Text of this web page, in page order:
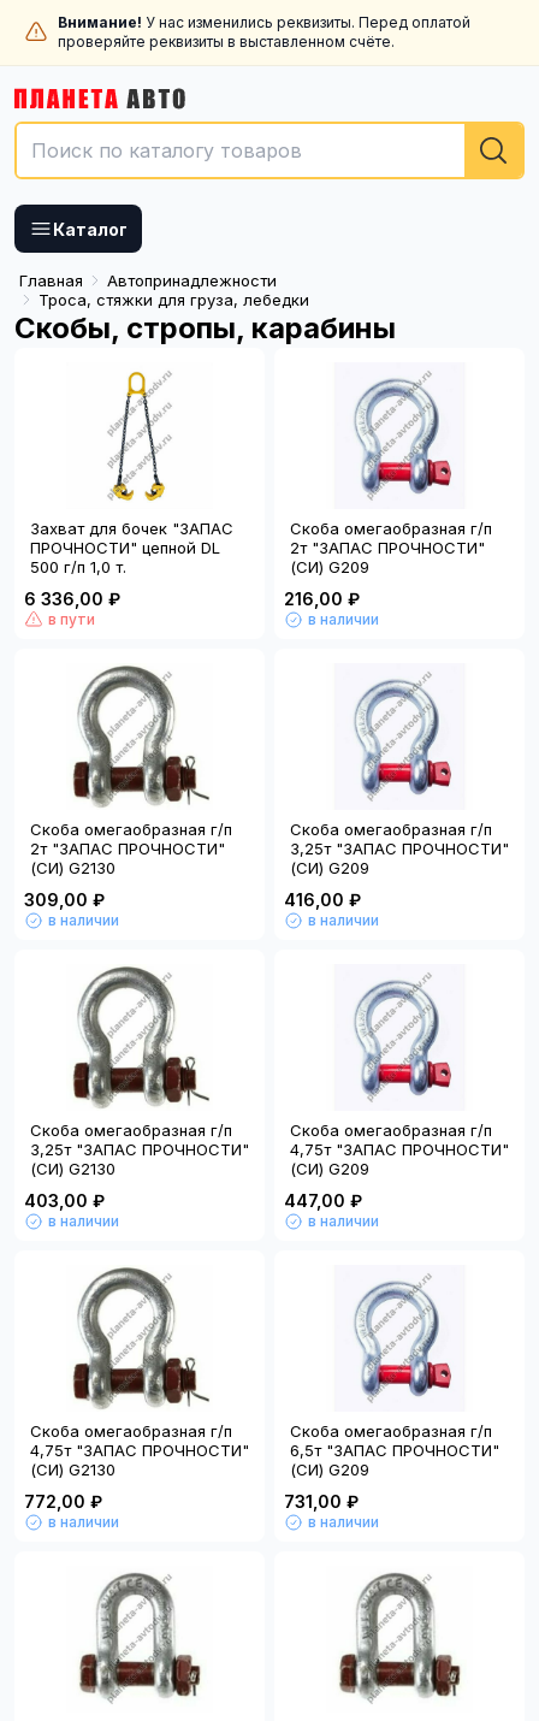
Внимание! У нас изменились реквизиты. Перед оплатой
проверяйте реквизиты в выставленном счёте.
Каталог
Главная
Автопринадлежности
Троса, стяжки для груза, лебедки
Скобы, стропы, карабины
Захват для бочек "ЗАПАС
ПРОЧНОСТИ" цепной DL
500 г/п 1,0 т.
6 336,00 ₽
в пути
Скоба омегаобразная г/п
2т "ЗАПАС ПРОЧНОСТИ"
(СИ) G209
216,00 ₽
в наличии
Скоба омегаобразная г/п
2т "ЗАПАС ПРОЧНОСТИ"
(СИ) G2130
309,00 ₽
в наличии
Скоба омегаобразная г/п
3,25т "ЗАПАС ПРОЧНОСТИ"
(СИ) G209
416,00 ₽
в наличии
Скоба омегаобразная г/п
3,25т "ЗАПАС ПРОЧНОСТИ"
(СИ) G2130
403,00 ₽
в наличии
Скоба омегаобразная г/п
4,75т "ЗАПАС ПРОЧНОСТИ"
(СИ) G209
447,00 ₽
в наличии
Скоба омегаобразная г/п
4,75т "ЗАПАС ПРОЧНОСТИ"
(СИ) G2130
772,00 ₽
в наличии
Скоба омегаобразная г/п
6,5т "ЗАПАС ПРОЧНОСТИ"
(СИ) G209
731,00 ₽
в наличии